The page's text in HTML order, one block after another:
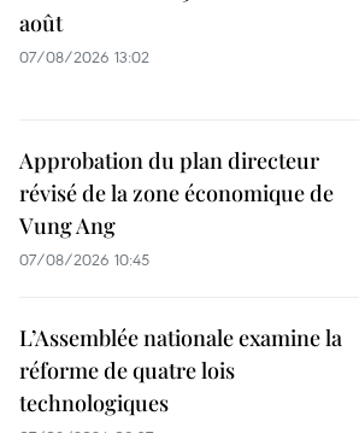
août
07/08/2026 13:02
Approbation du plan directeur
révisé de la zone économique de
Vung Ang
07/08/2026 10:45
L’Assemblée nationale examine la
réforme de quatre lois
technologiques